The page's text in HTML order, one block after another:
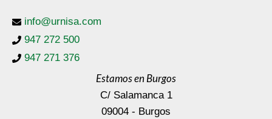
info@urnisa.com
947 272 500
947 271 376
Estamos en Burgos
C/ Salamanca 1
09004 - Burgos